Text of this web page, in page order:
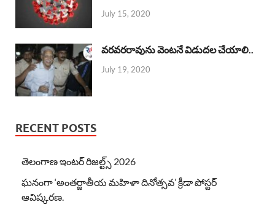
July 15, 2020
వరవరరావును వెంటనే విడుదల చేయాలి..
July 19, 2020
RECENT POSTS
తెలంగాణ ఇంటర్ రిజల్ట్స్ 2026
ఘనంగా ‘అంతర్జాతీయ మహిళా దినోత్సవ’ క్రీడా పోస్టర్
ఆవిష్కరణ.